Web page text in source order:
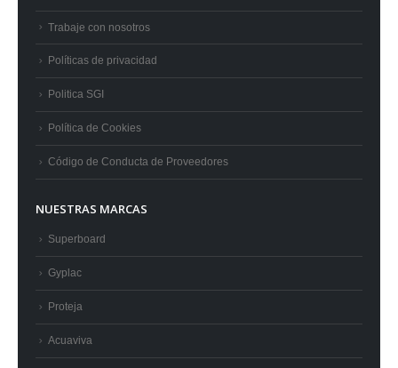
Trabaje con nosotros
Políticas de privacidad
Politica SGI
Política de Cookies
Código de Conducta de Proveedores
NUESTRAS MARCAS
Superboard
Gyplac
Proteja
Acuaviva